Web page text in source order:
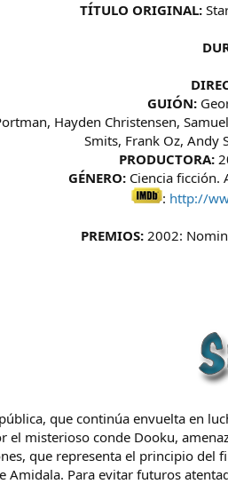
TÍTULO ORIGINAL:
GUIÓN:
Hayden Christensen,
Smits, Frank Oz, Andy
PRODUCTORA:
GÉNERO: Ciencia ficción.
: http://
PREMIOS:2002:
que continúa envuelta en
el misterioso conde Dooku,
que representa el principio del
Amidala. Para evitar futuros